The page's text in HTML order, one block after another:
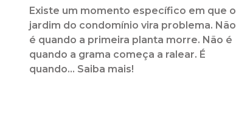
Existe um momento específico em que o
jardim do condomínio vira problema. Não
é quando a primeira planta morre. Não é
quando a grama começa a ralear. É
quando... Saiba mais!